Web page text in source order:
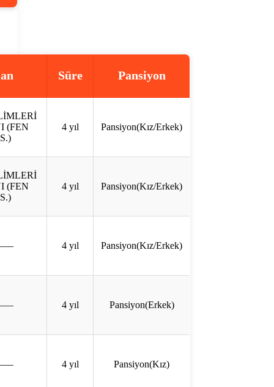
Süre Pansiyon
(FEN
4 yıl Pansiyon(Kız/Erkek)
(FEN
4 yıl Pansiyon(Kız/Erkek)
4 yıl Pansiyon(Kız/Erkek)
4 yıl Pansiyon(Erkek)
4 yıl Pansiyon(Kız)